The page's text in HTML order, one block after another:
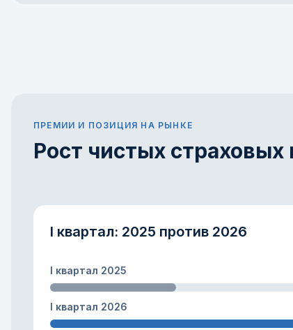
ПРЕМИИ И ПОЗИЦИЯ НА РЫНКЕ
Рост чистых
I квартал: 2025 против 2026
I квартал 2025
I квартал 2026